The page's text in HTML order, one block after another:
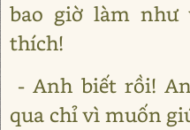
bao giờ làm như
thích!
- Anh biết rồi!
qua chỉ vì muốn